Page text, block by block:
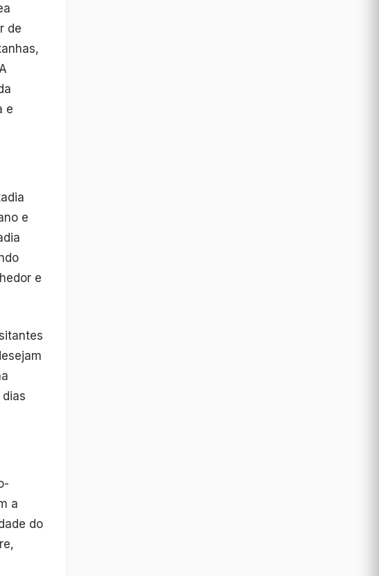
de
e
e
e
a
do